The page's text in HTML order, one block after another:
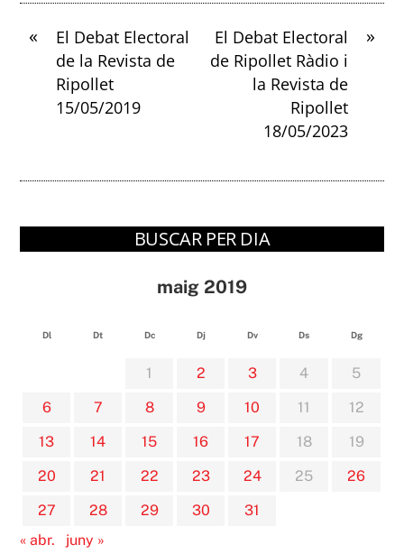
«
El Debat Electoral
de la Revista de
Ripollet
15/05/2019
»
El Debat Electoral
de Ripollet Ràdio i
la Revista de
Ripollet
18/05/2023
BUSCAR PER DIA
maig 2019
Dl Dt Dc Dj Dv Ds Dg
1 2 3 4
5
6
7 8 9 10 11
12
13
14 15 16 17 18
19
20
21 22 23 24 25
26
27
28 29 30
31
« abr.
juny »